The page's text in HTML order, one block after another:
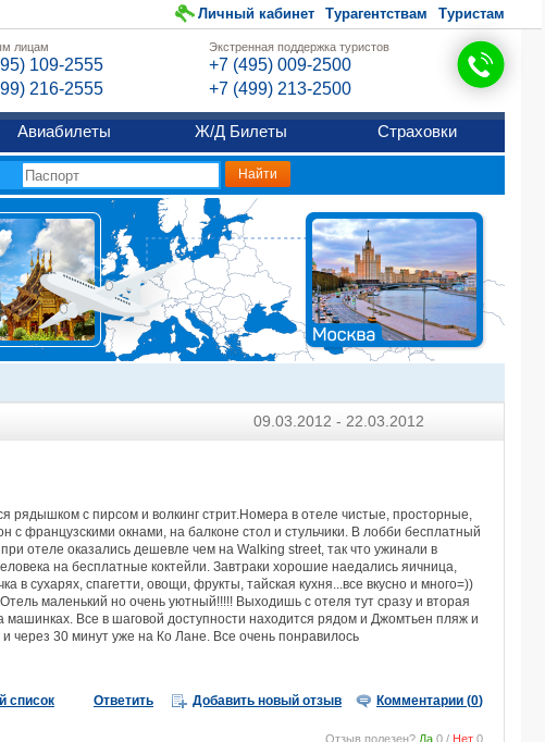
Личный кабинет Турагентствам Туристам
лицам
109-2555
216-2555
Экстренная поддержка туристов
+7 (495) 009-2500
+7 (499) 213-2500
Авиабилеты Ж/Д Билеты Страховки
09.03.2012 - 22.03.2012
с пирсом и волкинг стрит.Номера в отеле чистые, просторные,
французскими окнами, на балконе стол и стульчики. В лобби бесплатный
отеле оказались дешевле чем на Walking street, так что ужинали в
на бесплатные коктейли. Завтраки хорошие наедались яичница,
сухарях, спагетти, овощи, фрукты, тайская кухня...все вкусно и много=))
маленький но очень уютный!!!!! Выходишь с отеля тут сразу и вторая
Все в шаговой доступности находится рядом и Джомтьен пляж и
через 30 минут уже на Ко Лане. Все очень понравилось
список Ответить Добавить новый отзыв Комментарии (0)
Отзыв полезен? Да 0 / Нет 0